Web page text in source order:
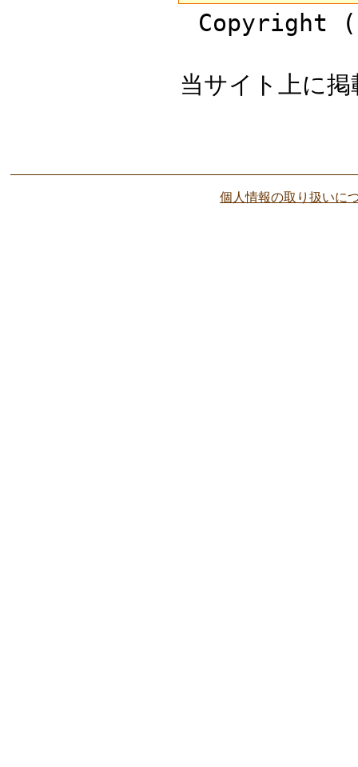
Copyright
当サイト上に
個人情報の取り扱いに